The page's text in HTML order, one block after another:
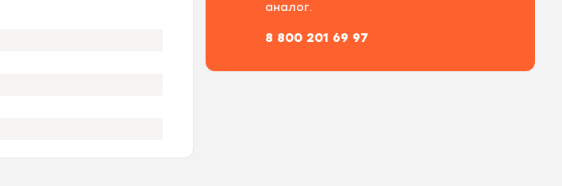
аналог.
8 800 201 69 97